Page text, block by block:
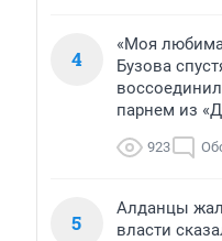
4
«Моя
Бузова
парнем из
923
5
Алданцы
власти